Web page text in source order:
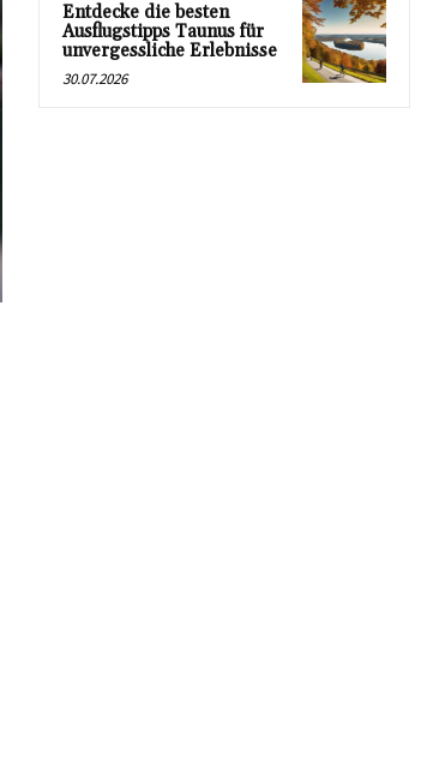
Entdecke die besten
Ausflugstipps Taunus für
unvergessliche Erlebnisse
30.07.2026